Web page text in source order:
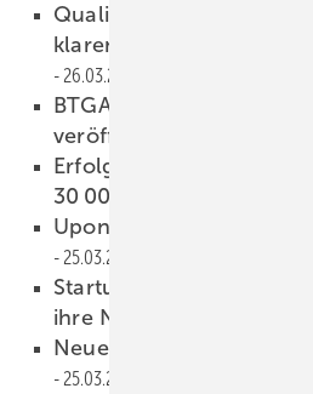
Qualitätssiegel
klaren
26.03.2024
BTGA: 24. Ausgabe des
veröffentlicht
Erfolgreiche SHK+E
30 000 Fachbesuchern
Uponor:
25.03.2024
Startup@GET Nord –
ihre Neuheiten
Neues Personal in der
25.03.2024